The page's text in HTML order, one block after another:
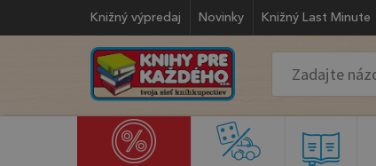
Knižný výpredaj Novinky Knižný Last Minute